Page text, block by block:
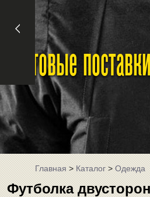
Оптовые
Главная>Каталог>Одежда
Футболка